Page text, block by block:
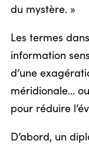
du mystère. »
Les termes
information
d’une
méridionale…
pour réduire
D’abord, un